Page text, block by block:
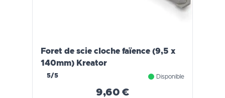
Foret de scie cloche faïence (9,5 x
140mm) Kreator
5/5 Disponible
9,60 €